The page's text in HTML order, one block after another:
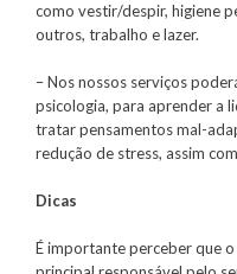
como vestir/despir, higiene
outros, trabalho e lazer.
– Nos nossos serviços
psicologia, para aprender a
tratar pensamentos mal-
redução de stress, assim
Dicas
É importante perceber que